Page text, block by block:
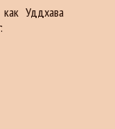
Уддхава
: